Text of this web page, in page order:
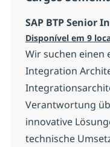
SAP BTP Senior
Disponível em 9
Wir suchen einen
Integration
Verantwortung
innovative
technische